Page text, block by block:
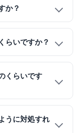
か？
らいですか？
くらいです
うに対処すれ